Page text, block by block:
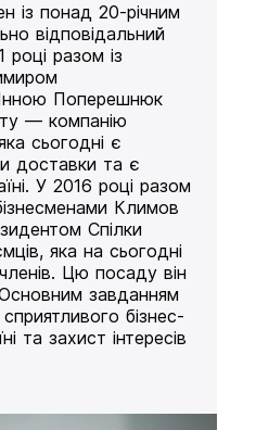
із понад 20-річним
відповідальний
разом із
Поперешнюк
— компанію
сьогодні є
доставки та є
У 2016 році разом
Климов
Спілки
яка на сьогодні
Цю посаду він
завданням
бізнес-
та захист інтересів